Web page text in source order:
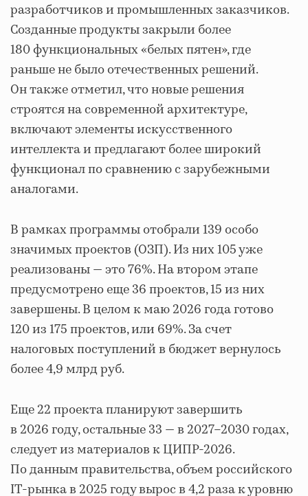
разработчиков и промышленных заказчиков.
Созданные продукты закрыли более
180 функциональных «белых пятен», где
раньше не было отечественных решений.
Он также отметил, что новые решения
строятся на современной архитектуре,
включают элементы искусственного
интеллекта и предлагают более широкий
функционал по сравнению с зарубежными
аналогами.
В рамках программы отобрали 139 особо
значимых проектов (ОЗП). Из них 105 уже
реализованы — это 76%. На втором этапе
предусмотрено еще 36 проектов, 15 из них
завершены. В целом к маю 2026 года готово
120 из 175 проектов, или 69%. За счет
налоговых поступлений в бюджет вернулось
более 4,9 млрд руб.
Еще 22 проекта планируют завершить
в 2026 году, остальные 33 — в 2027–2030 годах,
следует из материалов к ЦИПР-2026.
По данным правительства, объем российского
IT-рынка в 2025 году вырос в 4,2 раза к уровню